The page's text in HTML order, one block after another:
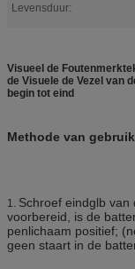
Levensduur:
Visueel de
de Visuele de Vezel van
begin tot eind
Methode van gebruik
1. Schroef eindglb
voorbereid, is de
penlichaam positief;
geen staart in de